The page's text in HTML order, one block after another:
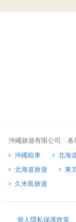
沖繩旅遊有限公司 各
沖繩租車
北海
北海道旅遊
東
久米島旅遊
個人隱私保護政策